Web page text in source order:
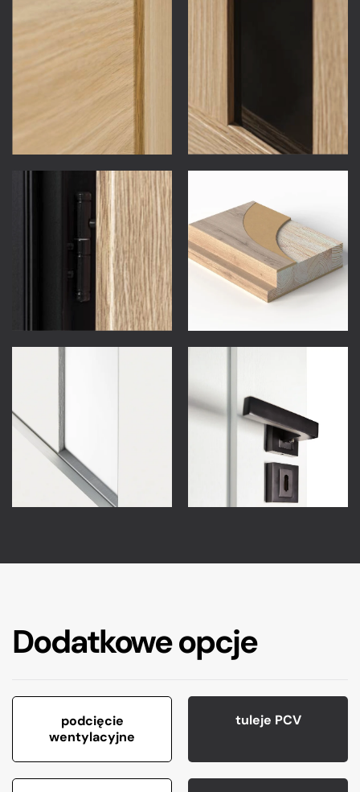
Dodatkowe opcje
podcięcie
wentylacyjne
tuleje PCV